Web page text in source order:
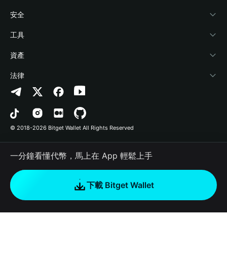
學院
加密資訊
幫助中心
‌聯繫我們
品牌資源
工作機會
Stablecoin Earn
Payfi Crypto
Crypto Swap API
Altcoin Season Index
Prediction Markets
DApp
RWA
如何購買加密貨幣
開發者文件
連接錢包
Bitget Wallet Pay
合作上架
安全
風險保障基金
安全防護技術
工具
快捷買幣
授權檢測
合約檢測
批次轉帳
資產
Arbitrum
Avalanche
Bitcoin
Polygon
法律
隱私協議
用戶使用協議
© 2018-2026 Bitget Wallet All Rights Reserved
一分鐘看懂代幣，馬上在 App 輕鬆上手
下載 Bitget Wallet